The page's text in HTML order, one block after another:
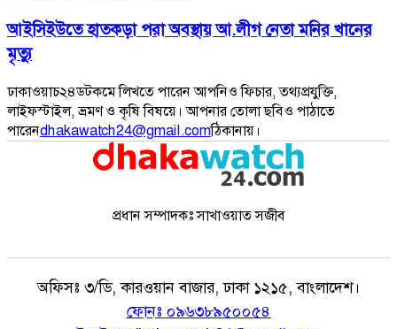
আইসিইউতে হাতকড়া পরা অবস্থায় আ.লীগ নেতা মনির খানের
মৃত্যু
ঢাকাওয়াচ২৪ডটকমে লিখতে পারেন আপনিও ফিচার, তথ্যপ্রযুক্তি,
লাইফস্টাইল, ভ্রমণ ও কৃষি বিষয়ে। আপনার তোলা ছবিও পাঠাতে
পারেনdhakawatch24@gmail.comঠিকানায়।
প্রধান সম্পাদকঃ সাখাওয়াত সজীব
অফিসঃ ৩/ডি, কারওয়ান বাজার, ঢাকা ১২১৫, বাংলাদেশ।
ফোনঃ ০৯৬৩৮৯৫০০৫৪